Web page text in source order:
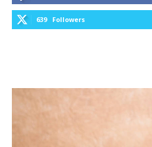
639 Followers